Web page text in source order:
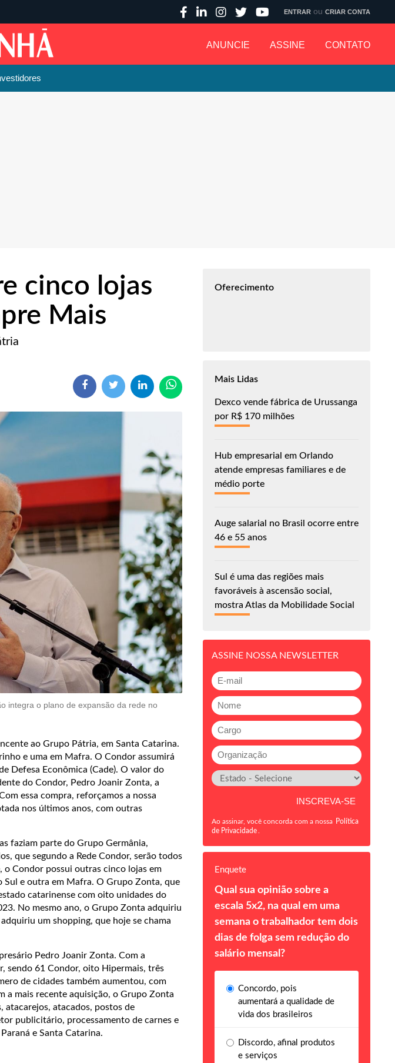
ANUNCIE ASSINE CONTATO
ENTRAR ou CRIAR CONTA
cinco lojas
Mais
integra o plano de expansão da rede no
ao Grupo Pátria, em Santa Catarina.
e uma em Mafra. O Condor assumirá
Defesa Econômica (Cade). O valor do
do Condor, Pedro Joanir Zonta, a
essa compra, reforçamos a nossa
nos últimos anos, com outras
faziam parte do Grupo Germânia,
que segundo a Rede Condor, serão todos
o Condor possui outras cinco lojas em
Sul e outra em Mafra. O Grupo Zonta, que
catarinense com oito unidades do
No mesmo ano, o Grupo Zonta adquiriu
um shopping, que hoje se chama
Pedro Joanir Zonta. Com a
sendo 61 Condor, oito Hipermais, três
de cidades também aumentou, com
a mais recente aquisição, o Grupo Zonta
atacarejos, atacados, postos de
publicitário, processamento de carnes e
e Santa Catarina.
Oferecimento
Mais Lidas
Dexco vende fábrica de Urussanga
por R$ 170 milhões
Hub empresarial em Orlando
atende empresas familiares e de
médio porte
Auge salarial no Brasil ocorre entre
46 e 55 anos
Sul é uma das regiões mais
favoráveis à ascensão social,
mostra Atlas da Mobilidade Social
ASSINE NOSSA NEWSLETTER
Ao assinar, você concorda com a nossa Política
de Privacidade
Enquete
Qual sua opinião sobre a
escala 5x2, na qual em uma
semana o trabalhador tem dois
dias de folga sem redução do
salário mensal?
Concordo, pois
aumentará a qualidade de
vida dos brasileiros
Discordo, afinal produtos
e serviços